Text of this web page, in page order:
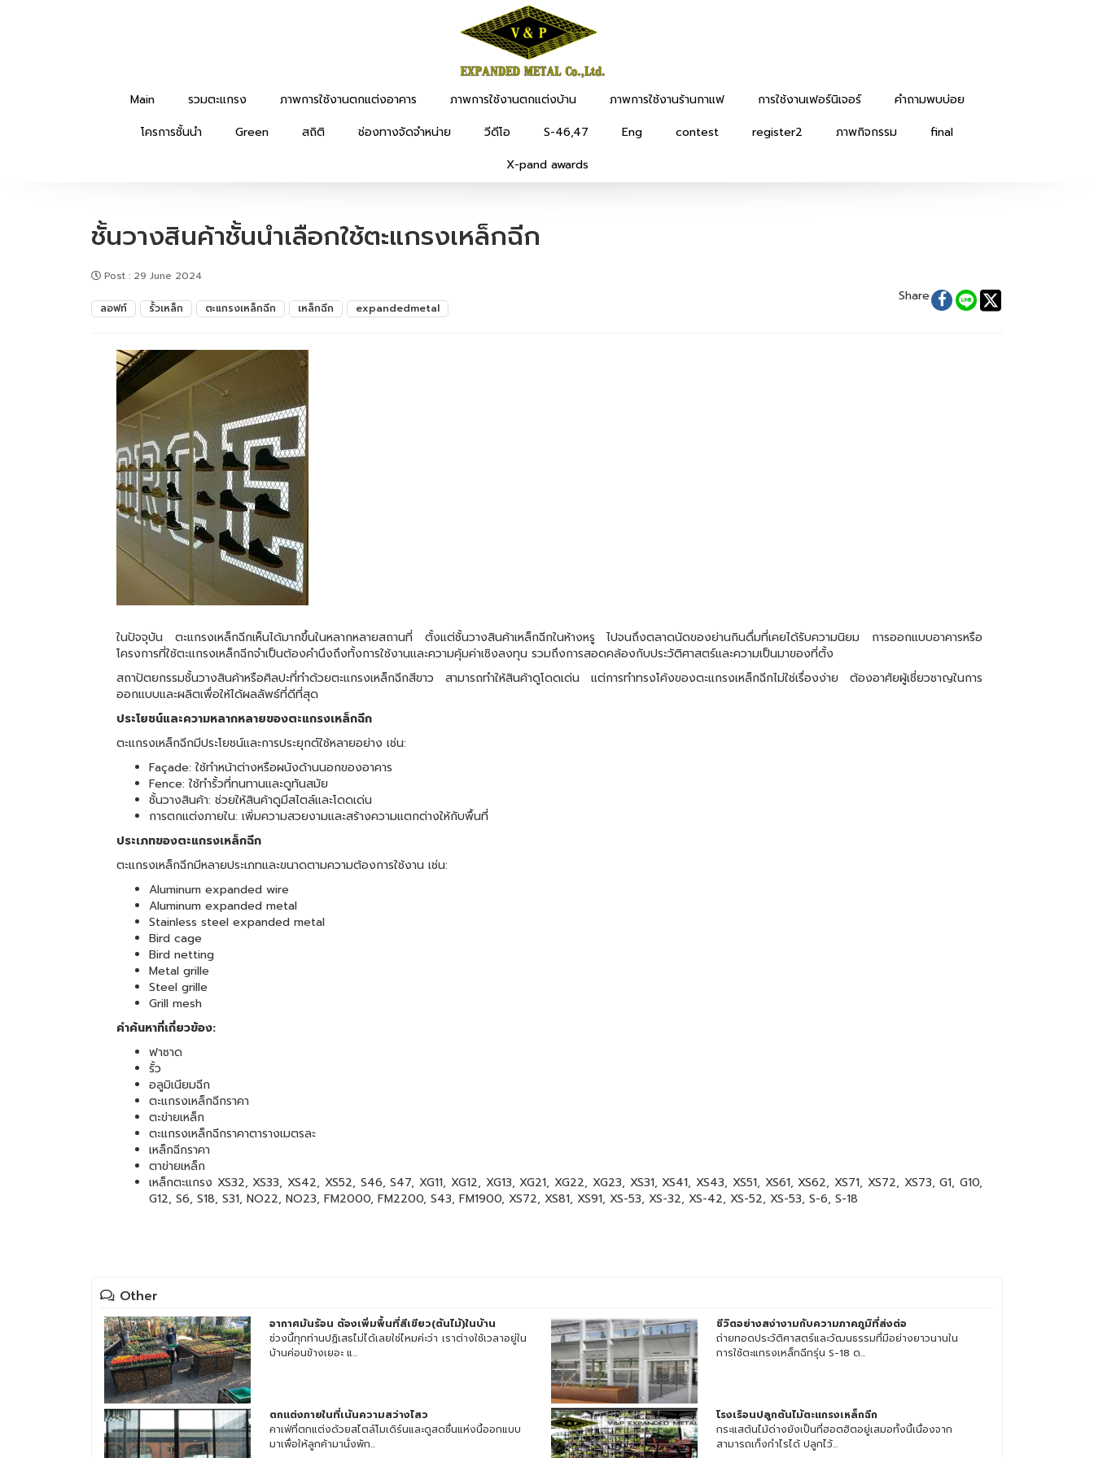
Main รวมตะแกรง ภาพการใช้งานตกแต่งอาคาร ภาพการใช้งานตกแต่งบ้าน ภาพการใช้งานร้านกาแฟ การใช้งานเฟอร์นิเจอร์
คำถามพบบ่อย
โครการชั้นนำ
Green สถิติ ช่องทางจัดจำหน่าย วีดีโอ S-46,47 Eng contest register2 ภาพกิจกรรม
final
X-pand awards
ชั้นวางสินค้าชั้นนำเลือกใช้ตะแกรงเหล็กฉีก
Post : 29 June 2024
ลอฟท์ รั้วเหล็ก ตะแกรงเหล็กฉีก เหล็กฉีก expandedmetal
Share
ในปัจจุบัน ตะแกรงเหล็กฉีกเห็นได้มากขึ้นในหลากหลายสถานที่ ตั้งแต่ชั้นวางสินค้าเหล็กฉีกในห้างหรู ไปจนถึงตลาดนัดของย่านกินดื่มที่เคยได้รับความนิยม การออกแบบอาคารหรือ
โครงการที่ใช้ตะแกรงเหล็กฉีกจำเป็นต้องคำนึงถึงทั้งการใช้งานและความคุ้มค่าเชิงลงทุน รวมถึงการสอดคล้องกับประวัติศาสตร์และความเป็นมาของที่ตั้ง
สถาปัตยกรรมชั้นวางสินค้าหรือศิลปะที่ทำด้วยตะแกรงเหล็กฉีกสีขาว สามารถทำให้สินค้าดูโดดเด่น แต่การทำทรงโค้งของตะแกรงเหล็กฉีกไม่ใช่เรื่องง่าย ต้องอาศัยผู้เชี่ยวชาญในการ
ออกแบบและผลิตเพื่อให้ได้ผลลัพธ์ที่ดีที่สุด
ประโยชน์และความหลากหลายของตะแกรงเหล็กฉีก
ตะแกรงเหล็กฉีกมีประโยชน์และการประยุกต์ใช้หลายอย่าง เช่น:
Façade: ใช้ทำหน้าต่างหรือผนังด้านนอกของอาคาร
Fence: ใช้ทำรั้วที่ทนทานและดูทันสมัย
ชั้นวางสินค้า: ช่วยให้สินค้าดูมีสไตล์และโดดเด่น
การตกแต่งภายใน: เพิ่มความสวยงามและสร้างความแตกต่างให้กับพื้นที่
ประเภทของตะแกรงเหล็กฉีก
ตะแกรงเหล็กฉีกมีหลายประเภทและขนาดตามความต้องการใช้งาน เช่น:
Aluminum expanded wire
Aluminum expanded metal
Stainless steel expanded metal
Bird cage
Bird netting
Metal grille
Steel grille
Grill mesh
คำค้นหาที่เกี่ยวข้อง:
ฟาซาด
รั้ว
อลูมิเนียมฉีก
ตะแกรงเหล็กฉีกราคา
ตะข่ายเหล็ก
ตะแกรงเหล็กฉีกราคาตารางเมตรละ
เหล็กฉีกราคา
ตาข่ายเหล็ก
เหล็กตะแกรง XS32, XS33, XS42, XS52, S46, S47, XG11, XG12, XG13, XG21, XG22, XG23, XS31, XS41, XS43, XS51, XS61, XS62, XS71, XS72, XS73, G1, G10,
G12, S6, S18, S31, NO22, NO23, FM2000, FM2200, S43, FM1900, XS72, XS81, XS91, XS-53, XS-32, XS-42, XS-52, XS-53, S-6, S-18
Other
อากาศมันร้อน ต้องเพิ่มพื้นที่สีเขียว(ต้นไม้)ในบ้าน
ช่วงนี้ทุกท่านปฏิเสธไม่ได้เลยใช่ไหมค่ะว่า เราต่างใช้เวลาอยู่ใน
บ้านค่อนข้างเยอะ แ...
ชีวิตอย่างสง่างามกับความภาคภูมิที่ส่งต่อ
ถ่ายทอดประวัติศาสตร์และวัฒนธรรมที่มีอย่างยาวนานใน
การใช้ตะแกรงเหล็กฉีกรุ่น S-18 ด...
ตกแต่งภายในที่เน้นความสว่างไสว
คาเฟ่ที่ตกแต่งด้วยสไตล์โมเดิร์นและดูสดชื่นแห่งนี้ออกแบบ
มาเพื่อให้ลูกค้ามานั่งพัก...
โรงเรือนปลูกต้นไม้ตะแกรงเหล็กฉีก
กระแสต้นไม้ด่างยังเป็นที่ฮอตฮิตอยู่เสมอทั้งนี้เนื่องจาก
สามารถเก็งกำไรได้ ปลูกไว้...